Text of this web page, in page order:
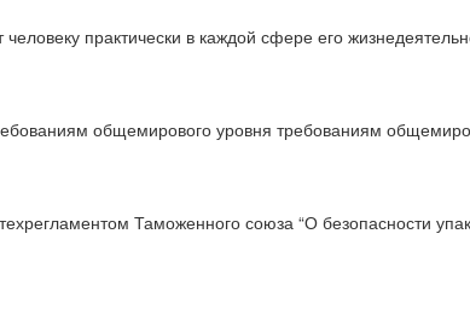
практически в каждой сфере его
общемирового уровня требованиям
Таможенного союза “О безопасности